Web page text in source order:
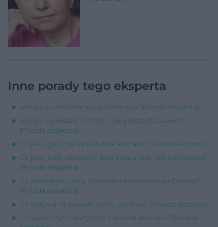
Inne porady tego eksperta
Alergia a nietolerancja pokarmowa [Porada eksperta]
Alergia na kobalt i chrom - jaką dietę stosować?
[Porada eksperta]
Co jeść, gdy ma się Candida albicans? [Porada eksperta]
Co jeść, żeby uzupełnić brak żelaza, gdy ma się celiakię?
[Porada eksperta]
Co można jeść przy chorobie Leśniewskiego-Crohna?
[Porada eksperta]
Co wpływa na poziom cukru we krwi? [Porada eksperta]
Co wykluczyć z diety przy Candida albicans? [Porada